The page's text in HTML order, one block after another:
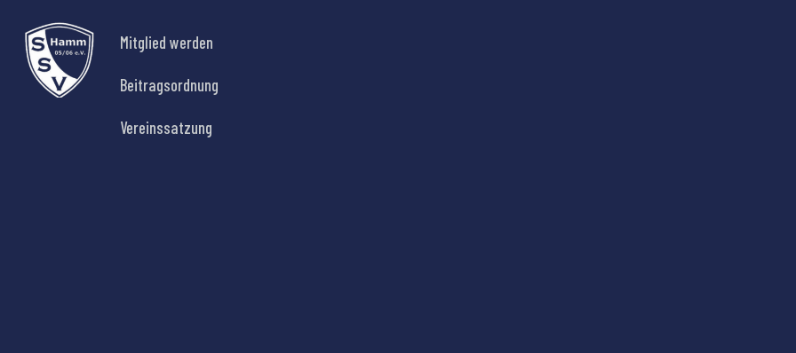
Mitglied werden
Beitragsordnung
Vereinssatzung